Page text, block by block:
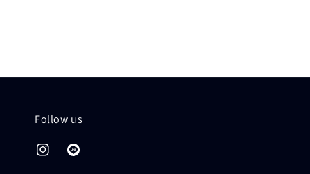
Follow us